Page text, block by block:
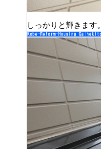
しっかりと輝きます